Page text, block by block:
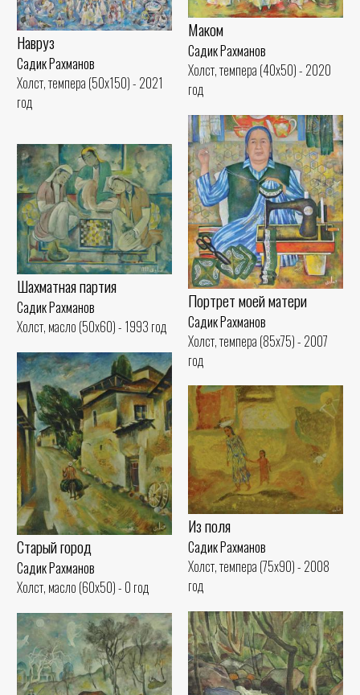
Маком
Садик Рахманов
Холст, темпера (40x50) - 2020
год
Навруз
Садик Рахманов
Холст, темпера (50x150) - 2021
год
Портрет моей матери
Садик Рахманов
Холст, темпера (85x75) - 2007
год
Шахматная партия
Садик Рахманов
Холст, масло (50x60) - 1993 год
Старый город
Садик Рахманов
Холст, масло (60x50) - 0 год
Из поля
Садик Рахманов
Холст, темпера (75x90) - 2008
год